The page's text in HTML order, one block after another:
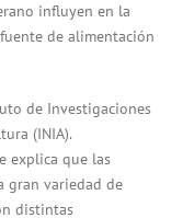
influyen en la
de alimentación
de Investigaciones
(INIA).
explica que las
gran variedad de
distintas